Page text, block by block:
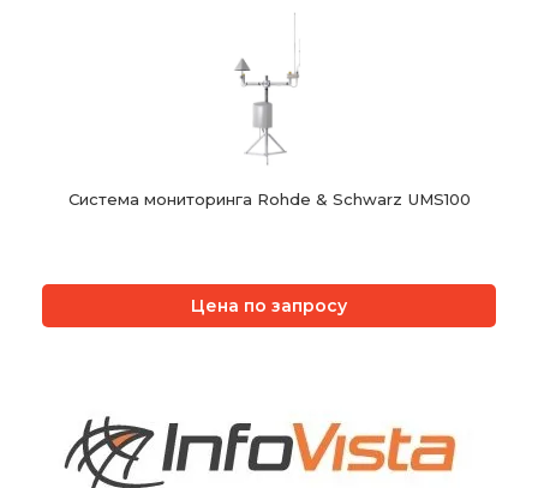
Система мониторинга Rohde & Schwarz UMS100
Цена по запросу